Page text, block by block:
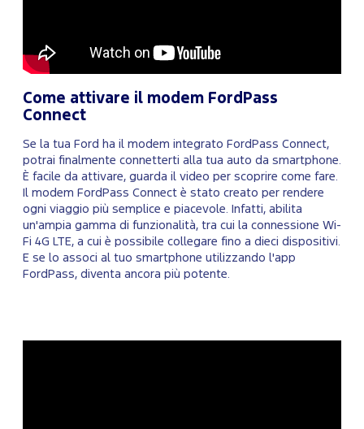
Come attivare il modem FordPass
Connect
Se la tua Ford ha il modem integrato FordPass Connect,
potrai finalmente connetterti alla tua auto da smartphone.
È facile da attivare, guarda il video per scoprire come fare.
Il modem FordPass Connect è stato creato per rendere
ogni viaggio più semplice e piacevole. Infatti, abilita
un'ampia gamma di funzionalità, tra cui la connessione Wi-
Fi 4G LTE, a cui è possibile collegare fino a dieci dispositivi.
E se lo associ al tuo smartphone utilizzando l'app
FordPass, diventa ancora più potente.